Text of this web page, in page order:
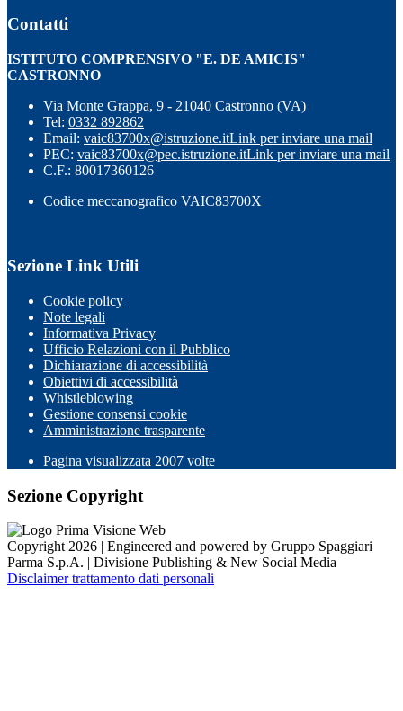
Contatti
ISTITUTO COMPRENSIVO "E. DE AMICIS"
CASTRONNO
Via Monte Grappa, 9 - 21040 Castronno (VA)
Tel: 0332 892862
Email: vaic83700x@istruzione.itLink per inviare una mail
PEC: vaic83700x@pec.istruzione.itLink per inviare una mail
C.F.: 80017360126
Codice meccanografico VAIC83700X
Sezione Link Utili
Cookie policy
Note legali
Informativa Privacy
Ufficio Relazioni con il Pubblico
Dichiarazione di accessibilità
Obiettivi di accessibilità
Whistleblowing
Gestione consensi cookie
Amministrazione trasparente
Pagina visualizzata 2007 volte
Sezione Copyright
Copyright 2026 | Engineered and powered by Gruppo Spaggiari
Parma S.p.A. | Divisione Publishing & New Social Media
Disclaimer trattamento dati personali